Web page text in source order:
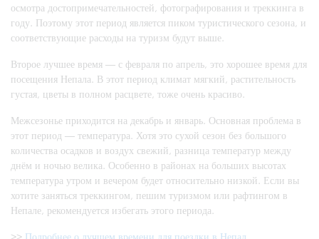
осмотра достопримечательностей, фотографирования и треккинга в
году. Поэтому этот период является пиком туристического сезона, и
соответствующие расходы на туризм будут выше.
Второе лучшее время — с февраля по апрель, это хорошее время для
посещения Непала. В этот период климат мягкий, растительность
густая, цветы в полном расцвете, тоже очень красиво.
Межсезонье приходится на декабрь и январь. Основная проблема в
этот период — температура. Хотя это сухой сезон без большого
количества осадков и воздух свежий, разница температур между
днём и ночью велика. Особенно в районах на больших высотах
температура утром и вечером будет относительно низкой. Если вы
хотите заняться треккингом, пешим туризмом или рафтингом в
Непале, рекомендуется избегать этого периода.